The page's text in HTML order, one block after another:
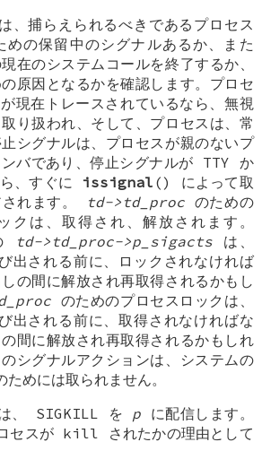
捕らえられるべきであるプロセス
めの保留中のシグナルあるか、また
在のシステムコールを終了するか、
原因となるかを確認します。プロセ
現在トレースされているなら、無視
り扱われ、そして、プロセスは、常
シグナルは、プロセスが親のないプ
ンバであり、停止シグナルが TTY か
、すぐに issignal () によって取
れます。
td->td_proc のための
クは、取得され、解放されます。
td->td_proc->p_sigacts は、
される前に、ロックされなければ
の間に解放され再取得されるかもし
のためのプロセスロックは、
される前に、取得されなければな
間に解放され再取得されるかもしれ
シグナルアクションは、システムの
には取られません。
、 SIGKILL を p に配信します。
セスが kill されたかの理由として